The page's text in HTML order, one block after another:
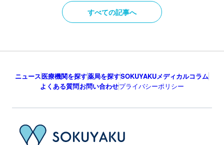
すべての記事へ
ニュース医療機関を探す薬局を探すSOKUYAKUメディカルコラム
よくある質問お問い合わせプライバシーポリシー